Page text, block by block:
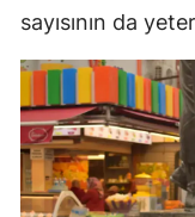
sayısının da